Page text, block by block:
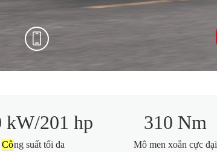
kW/201 hp
Công suất tối đa
310 Nm
Mô men xoắn cực đại